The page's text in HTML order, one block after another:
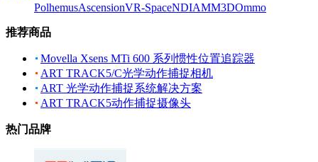
PolhemusAscensionVR-SpaceNDIAMM3DOmmo
推荐商品
Movella Xsens MTi 600 系列惯性位置追踪器
ART TRACK5/C光学动作捕捉相机
ART 光学动作捕捉系统解决方案
ART TRACK5动作捕捉摄像头
热门品牌